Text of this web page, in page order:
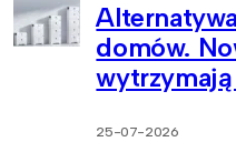
domów.
25-07-2026